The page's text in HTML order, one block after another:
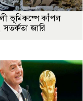
ভূমিকম্পে কাঁপল
সতর্কতা জারি